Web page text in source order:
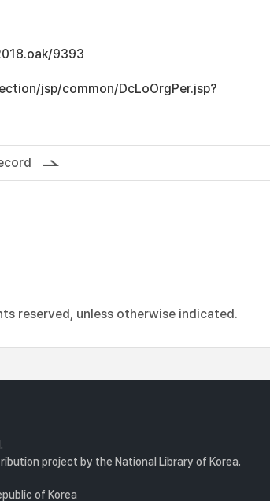
9393
jsp/common/DcLoOrgPer.jsp?
reserved, unless otherwise indicated.
project by the National Library of Korea.
of Korea